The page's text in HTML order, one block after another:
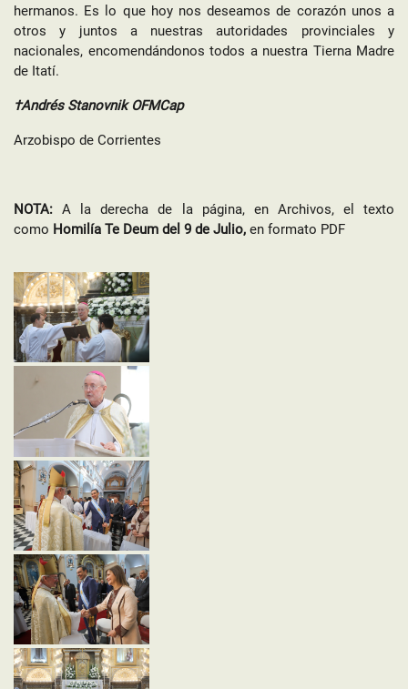
hermanos. Es lo que hoy nos deseamos de corazón unos a
otros y juntos a nuestras autoridades provinciales y
nacionales, encomendándonos todos a nuestra Tierna Madre
de Itatí.
†Andrés Stanovnik OFMCap
Arzobispo de Corrientes
NOTA: A la derecha de la página, en Archivos, el texto
como Homilía Te Deum del 9 de Julio, en formato PDF